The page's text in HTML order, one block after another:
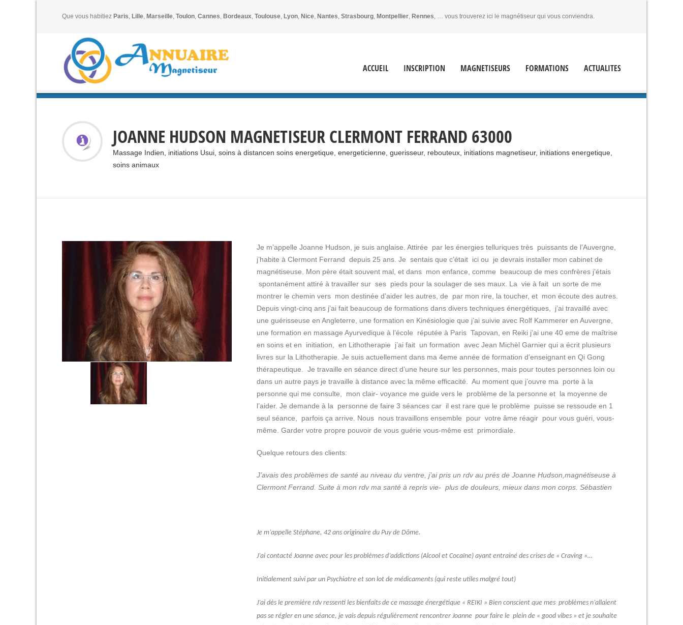
Que vous habitiez Paris, Lille, Marseille, Toulon, Cannes, Bordeaux, Toulouse, Lyon, Nice, Nantes, Strasbourg, Montpellier, Rennes, … vous trouverez ici le magnétiseur qui vous conviendra.
ACCUEIL INSCRIPTION MAGNETISEURS FORMATIONS ACTUALITES
JOANNE HUDSON MAGNETISEUR CLERMONT FERRAND 63000
Massage Indien, initiations Usui, soins à distancen soins energetique, energeticienne, guerisseur, rebouteux, initiations magnetiseur, initiations energetique,
soins animaux
Je m’appelle Joanne Hudson, je suis anglaise. Attirée par les énergies telluriques très puissants de l’Auvergne,
j’habite à Clermont Ferrand depuis 25 ans. Je sentais que c’était ici ou je devrais installer mon cabinet de
magnétiseuse. Mon père était souvent mal, et dans mon enfance, comme beaucoup de mes confrères j’étais
spontanément attiré à travailler sur ses pieds pour la soulager de ses maux. La vie à fait un sorte de me
montrer le chemin vers mon destinée d’aider les autres, de par mon rire, la toucher, et mon écoute des autres.
Depuis vingt-cinq ans j’ai fait beaucoup de formations dans divers techniques énergétiques, j’ai travaillé avec
une guérisseuse en Angleterre, une formation en Kinésiologie que j’ai suivie avec Rolf Kammerer en Auvergne,
une formation en massage Ayurvedique à l’école réputée à Paris Tapovan, en Reiki j’ai une 40 eme de maîtrise
en soins et en initiation, en Lithotherapie j’ai fait un formation avec Jean Michèl Garnier qui a écrit plusieurs
livres sur la Lithotherapie. Je suis actuellement dans ma 4eme année de formation d’enseignant en Qi Gong
thérapeutique. Je travaille en séance direct d’une heure sur les personnes, mais pour toutes personnes loin ou
dans un autre pays je travaille à distance avec la même efficacité. Au moment que j’ouvre ma porte à la
personne qui me consulte, mon clair- voyance me guide vers le problème de la personne et la moyenne de
l’aider. Je demande à la personne de faire 3 séances car il est rare que le problème puisse se ressoude en 1
seul séance, parfois ça arrive. Nous nous travaillons ensemble pour votre âme réagir pour vous guéri, vous-
même. Garder votre propre pouvoir de vous guérie vous-même est primordiale.
Quelque retours des clients:
J’avais des problèmes de santé au niveau du ventre, j’ai pris un rdv au prés de Joanne Hudson,magnétiseuse à
Clermont Ferrand. Suite à mon rdv ma santé à repris vie- plus de douleurs, mieux dans mon corps. Sébastien
Je m’appelle Stéphane, 42 ans originaire du Puy de Dôme.
J’ai contacté Joanne avec pour les problèmes d’addictions (Alcool et Cocaïne) ayant entrainé des crises de « Craving »…
Initialement suivi par un Psychiatre et son lot de médicaments (qui reste utiles malgré tout)
J’ai dès le première rdv ressenti les bienfaits de ce massage énergétique « REIKI » Bien conscient que mes problèmes n’allaient
pas se régler en une séance, je vais depuis régulièrement rencontrer Joanne pour faire le plein de « good vibes » et je souhaite